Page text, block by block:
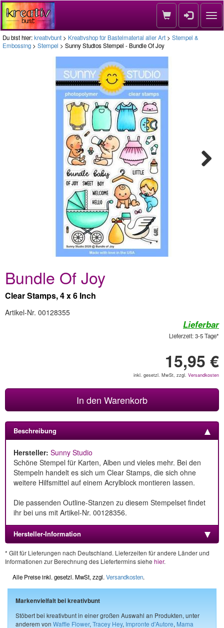
Du bist hier:kreativbunt > Kreativshop für Bastelmaterial aller Art > Stempel &
Embossing > Stempel > Sunny Studios Stempel - Bundle Of Joy
Bundle Of Joy
Clear Stamps, 4 x 6 Inch
Artikel-Nr. 00128355
Lieferbar
Lieferzeit: 3-5 Tage*
15,95 €
inkl. gesetzl. MwSt, zzgl. Versandkosten
In den Warenkorb
Beschreibung
Hersteller: Sunny Studio
Schöne Stempel für Karten, Alben und vieles mehr. Bei den
Stempeln handelt es sich um Clear Stamps, die sich ohne
weitere Hilfsmittel auf einem Acrylblock montieren lassen.
Die passenden Outline-Stanzen zu diesem Stempelset findet
ihr bei uns mit Artikel-Nr. 00128356.
Hersteller-Information
* Gilt für Lieferungen nach Deutschland. Lieferzeiten für andere Länder und
Informationen zur Berechnung des Liefertermins siehe hier.
Alle Preise inkl. gesetzl. MwSt, zzgl. Versandkosten.
Markenvielfalt bei kreativbunt
Stöbert bei kreativbunt in einer großen Auswahl an Produkten, unter
anderem von Waffle Flower, Tracey Hey, Impronte d'Autore, Mama